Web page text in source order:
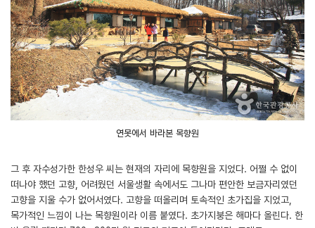
연못에서 바라본 목향원
그 후 자수성가한 한성우 씨는 현재의 자리에 목향원을 지었다. 어쩔 수 없이
떠나야 했던 고향, 어려웠던 서울생활 속에서도 그나마 편안한 보금자리였던
고향을 지울 수가 없어서였다. 고향을 떠올리며 토속적인 초가집을 지었고,
목가적인 느낌이 나는 목향원이라 이름 붙였다. 초가지붕은 해마다 올린다. 한